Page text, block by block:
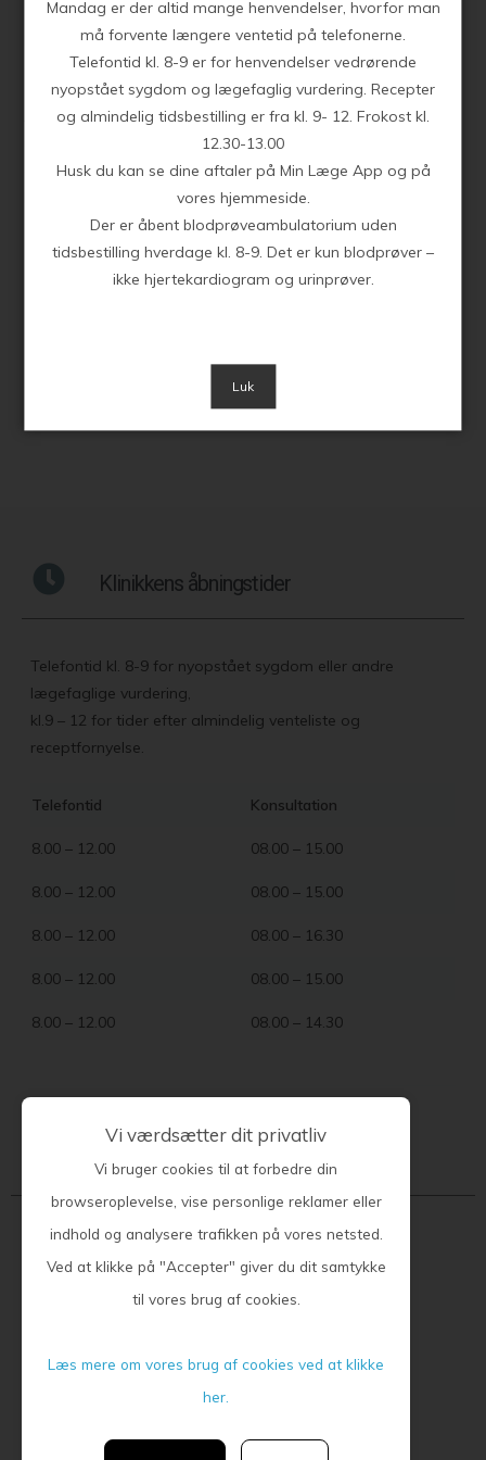
Der er tre parter om at udfylde erklæringen: arbejdsgiveren,
den sygemeldte og lægen.
Arbejdsgiver og medarbejder skal i fællesskab på et møde
udfylde første del af blanketten. Den udfyldte del danner
grundlag for lægens udtalelse, som gives på sidste del af
Bestil tid, forny medicin, skriv til lægen.
Login herunder
Klinikkens åbningstider
Telefontid kl. 8-9 for nyopstået sygdom eller andre
lægefaglige vurdering,
kl.9 – 12 for tider efter almindelig venteliste og
receptfornyelse.
Telefontid Konsultation
8.00 – 12.00 08.00 – 15.00
8.00 – 12.00 08.00 – 15.00
8.00 – 12.00 08.00 – 16.30
8.00 – 12.00 08.00 – 15.00
8.00 – 12.00 08.00 – 14.30
Kontakt klinikken
Lægehuset i Bellinge
Elmegårdsvej 3B
Min Læge App
Vi værdsætter dit privatliv
Vi bruger cookies til at forbedre din
browseroplevelse, vise personlige reklamer eller
indhold og analysere trafikken på vores netsted.
Ved at klikke på "Accepter" giver du dit samtykke
til vores brug af cookies.
Læs mere om vores brug af cookies ved at klikke
her.
Mandag er der altid mange henvendelser, hvorfor man
må forvente længere ventetid på telefonerne.
Telefontid kl. 8-9 er for henvendelser vedrørende
nyopstået sygdom og lægefaglig vurdering. Recepter
og almindelig tidsbestilling er fra kl. 9- 12. Frokost kl.
12.30-13.00
Husk du kan se dine aftaler på Min Læge App og på
vores hjemmeside.
Der er åbent blodprøveambulatorium uden
tidsbestilling hverdage kl. 8-9. Det er kun blodprøver –
ikke hjertekardiogram og urinprøver.
Luk